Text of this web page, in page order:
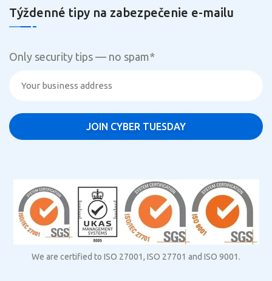
Týždenné tipy na zabezpečenie e-mailu
Only security tips — no spam*
We are certified to ISO 27001, ISO 27701 and ISO 9001.